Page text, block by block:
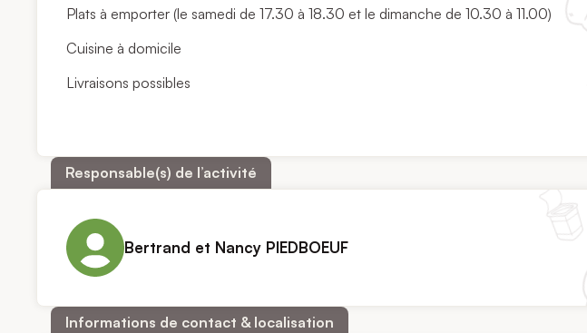
Plats à emporter (le samedi de 17.30 à 18.30 et le dimanche de 10.30 à 11.00)
Cuisine à domicile
Livraisons possibles
Responsable(s) de l’activité
Bertrand et Nancy PIEDBOEUF
Informations de contact & localisation